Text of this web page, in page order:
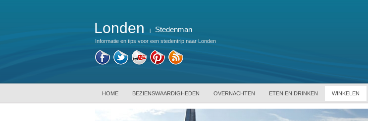
Londen Stedenman
Informatie en tips voor een stedentrip naar Londen
HOME BEZIENSWAARDIGHEDEN OVERNACHTEN ETEN EN DRINKEN WINKELEN